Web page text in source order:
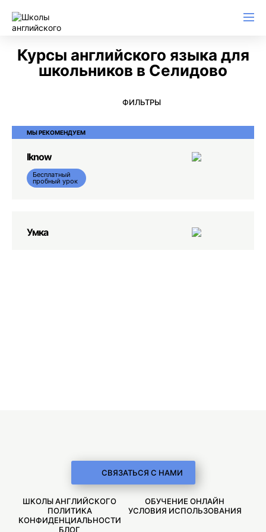
Курсы английского языка для
школьников в Селидово
ФИЛЬТРЫ
МЫ РЕКОМЕНДУЕМ
Iknow
Бесплатный
пробный урок
Умка
СВЯЗАТЬСЯ С НАМИ
ШКОЛЫ АНГЛИЙСКОГО
ОБУЧЕНИЕ ОНЛАЙН
ПОЛИТИКА
КОНФИДЕНЦИАЛЬНОСТИ
УСЛОВИЯ ИСПОЛЬЗОВАНИЯ
БЛОГ